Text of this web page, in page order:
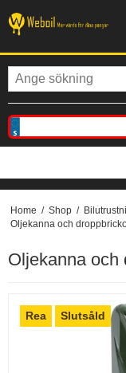
Home / Shop /
Oljekanna och
Oljekanna och
Rea Slutsåld